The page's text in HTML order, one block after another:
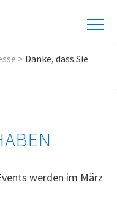
> Danke, dass Sie
werden im März